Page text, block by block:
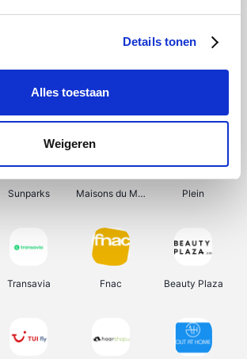
Details tonen
Alles toestaan
Weigeren
Bergfreunde Pazzox Smartwatchbanden
Sunparks Maisons du Monde Plein
Transavia Fnac Beauty Plaza